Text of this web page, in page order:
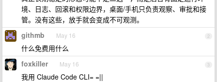
境、日志、回滚和权限边界，桌面/手机只负责观察、审批和接
管。没有这些，放手就会变成不可观测。
2
githmb May 16
什么免费用什么
3
foxkiller May 16
我用 Claude Code CLI= =||